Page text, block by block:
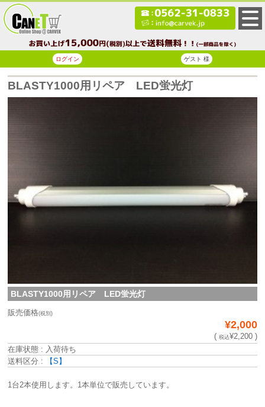
ログイン ゲスト 様
BLASTY1000用リペア LED蛍光灯
BLASTY1000用リペア LED蛍光灯
販売価格(税別)
¥2,000
( 税込¥2,200 )
在庫状態 : 入荷待ち
送料区分 :
【S】
1台2本使用します。1本単位で販売しています。